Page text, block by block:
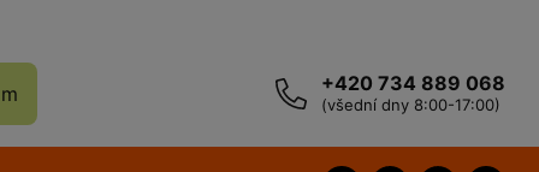
+420 734 889 068
(všední dny 8:00-17:00)